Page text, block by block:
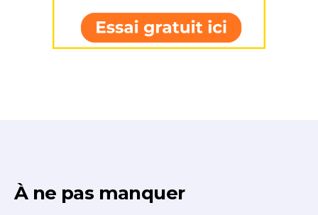
* Champ obligatoire
À ne pas manquer